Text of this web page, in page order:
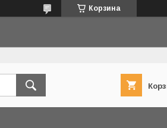
Корзина